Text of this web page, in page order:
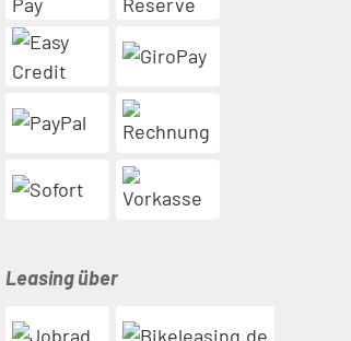
Leasing über